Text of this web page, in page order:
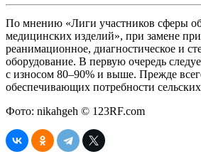
По мнению «Лиги участников сферы
медицинских изделий», при замене
реанимационное, диагностическое и
оборудование. В первую очередь
с износом 80–90% и выше. Прежде
обеспечивающих потребности
Фото: nikahgeh © 123RF.com